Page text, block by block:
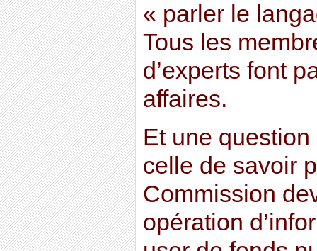
« parler le
Tous les
d’experts font
affaires.
Et une
celle de savoir
Commission
opération